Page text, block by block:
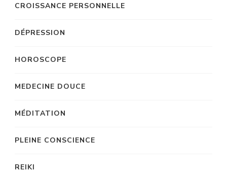
CROISSANCE PERSONNELLE
DÉPRESSION
HOROSCOPE
MEDECINE DOUCE
MÉDITATION
PLEINE CONSCIENCE
REIKI